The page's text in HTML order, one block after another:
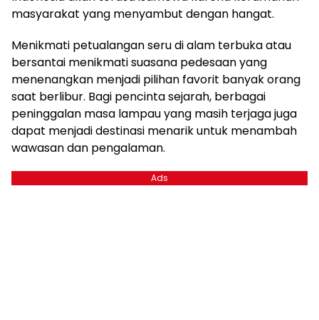
masyarakat yang menyambut dengan hangat.
Menikmati petualangan seru di alam terbuka atau
bersantai menikmati suasana pedesaan yang
menenangkan menjadi pilihan favorit banyak orang
saat berlibur. Bagi pencinta sejarah, berbagai
peninggalan masa lampau yang masih terjaga juga
dapat menjadi destinasi menarik untuk menambah
wawasan dan pengalaman.
Ads